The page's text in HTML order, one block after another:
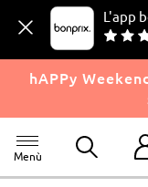
L'app
hAPPy
Menù